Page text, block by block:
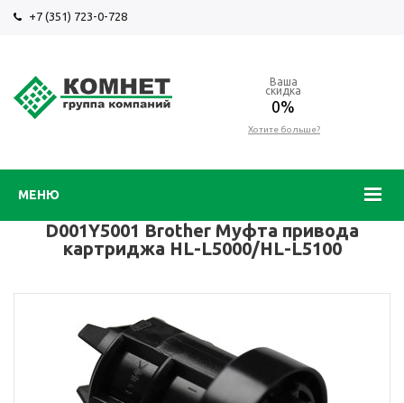
+7 (351) 723-0-728
МЕНЮ
Ваша
скидка
0%
Хотите больше?
D001Y5001 Brother Муфта привода
картриджа HL-L5000/HL-L5100